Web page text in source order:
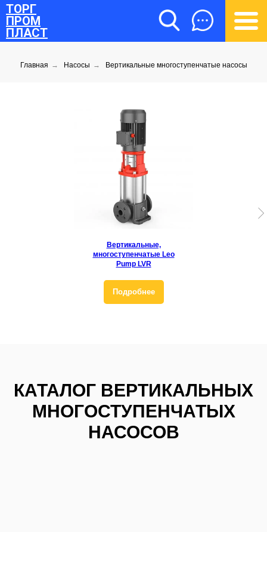
ТОРГПРОМПЛАСТ
ТОРГ
ПРОМ
ПЛАСТ
Главная → Насосы → Вертикальные многоступенчатые насосы
Вертикальные,
многоступенчатые Leo
Pump LVR
Подробнее
КАТАЛОГ ВЕРТИКАЛЬНЫХ
МНОГОСТУПЕНЧАТЫХ
НАСОСОВ